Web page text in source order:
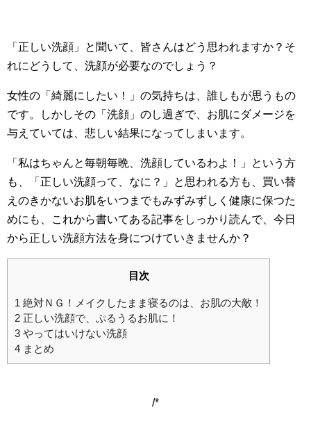
「正しい洗顔」と聞いて、皆さんはどう思われますか？そ
れにどうして、洗顔が必要なのでしょう？
女性の「綺麗にしたい！」の気持ちは、誰しもが思うもの
です。しかしその「洗顔」のし過ぎで、お肌にダメージを
与えていては、悲しい結果になってしまいます。
「私はちゃんと毎朝毎晩、洗顔しているわよ！」という方
も、「正しい洗顔って、なに？」と思われる方も、買い替
えのきかないお肌をいつまでもみずみずしく健康に保つた
めにも、これから書いてある記事をしっかり読んで、今日
から正しい洗顔方法を身につけていきませんか？
目次
1 絶対ＮＧ！メイクしたまま寝るのは、お肌の大敵！
2 正しい洗顔で、ぷるうるお肌に！
3 やってはいけない洗顔
4 まとめ
/*